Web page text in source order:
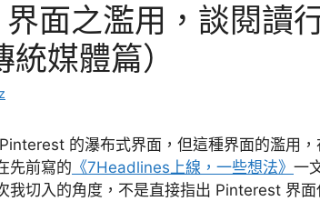
面之濫用，談閱讀
媒體篇）
的瀑布式界面，但這種界面的濫用
先前寫的 《7Headlines上線，一些想法》 一
我切入的角度，不是直接指出 Pinterest 界